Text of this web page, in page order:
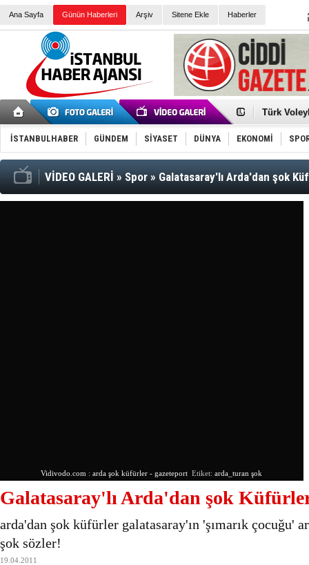
Ana Sayfa Günün Haberleri Arşiv Sitene Ekle Haberler
Türk
Töreninde
İkinci El
Guguk
Sneaker
Erkek
Tommy
Yeri
Ceza
Kayyum
İSTANBULHABER GÜNDEM SİYASET DÜNYA EKONOMİ
VİDEO GALERİ » Spor » Galatasaray'lı Arda'dan şok
Vidivodo.com :arda şok küfürler - gazeteport Etiket:arda_turan şok
Galatasaray'lı Arda'dan şok
arda'dan şok küfürler galatasaray'ın 'şımarık çocuğu'
şok sözler!
19.04.2011